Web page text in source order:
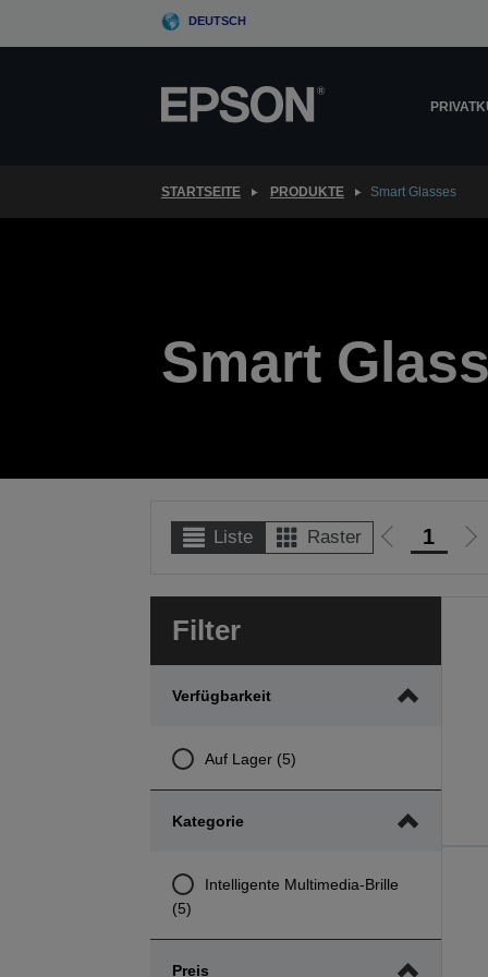
DEUTSCH
STARTSEITE PRODUKTE Smart Glasses
Smart
Liste Raster
Zur
Seite
1
Zur
Filter
Verfügbarkeit
Auf Lager (5)
Kategorie
Intelligente Multimedia-Brille
(5)
Preis